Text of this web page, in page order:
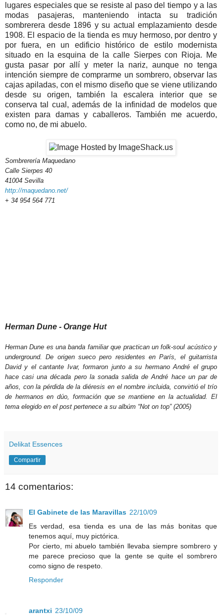
lugares especiales que se resiste al paso del tiempo y a las
modas pasajeras, manteniendo intacta su tradición
sombrerera desde 1896 y su actual emplazamiento desde
1908. El espacio de la tienda es muy hermoso, por dentro y
por fuera, en un edificio histórico de estilo modernista
situado en la esquina de la calle Sierpes con Rioja. Me
gusta pasar por allí y meter la nariz, aunque no tenga
intención siempre de comprarme un sombrero, observar las
cajas apiladas, con el mismo diseño que se viene utilizando
desde su origen, también la escalera interior que se
conserva tal cual, además de la infinidad de modelos que
existen para damas y caballeros. También me acuerdo,
como no, de mi abuelo.
Sombrerería Maquedano
Calle Sierpes 40
41004 Sevilla
http://maquedano.net/
+ 34 954 564 771
Herman Dune - Orange Hut
Herman Dune es una banda familiar que practican un folk-soul acústico y
underground. De origen sueco pero residentes en París, el guitarrista
David y el cantante Ivar, formaron junto a su hermano André el grupo
hace casi una década pero la sonada salida de André hace un par de
años, con la pérdida de la diéresis en el nombre incluida, convirtió el trío
de hermanos en dúo, formación que se mantiene en la actualidad. El
tema elegido en el post pertenece a su albúm “Not on top” (2005)
Delikat Essences
Compartir
14 comentarios:
El Gabinete de las Maravillas 22/10/09
Es verdad, esa tienda es una de las más bonitas que
tenemos aquí, muy pictórica.
Por cierto, mi abuelo también llevaba siempre sombrero y
me parece precioso que la gente se quite el sombrero
como signo de respeto.
Responder
arantxi 23/10/09